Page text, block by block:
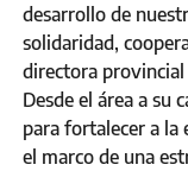
desarrollo de
solidaridad,
directora provincial
Desde el área a su
para fortalecer a la
el marco de una